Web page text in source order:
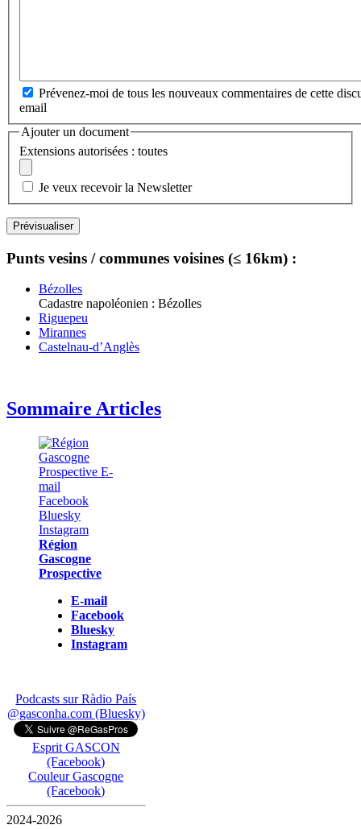
Prévenez-moi de tous les nouveaux commentaires de cette
email
Ajouter un document
Extensions autorisées : toutes
Je veux recevoir la Newsletter
Punts vesins / communes voisines (≤ 16km) :
Bézolles
Cadastre napoléonien : Bézolles
Riguepeu
Mirannes
Castelnau-d’Anglès
Sommaire Articles
Région
Gascogne
Prospective
E-mail
Facebook
Bluesky
Instagram
Podcasts sur Ràdio País
@gasconha.com (Bluesky)
Esprit GASCON
(Facebook)
Couleur Gascogne
(Facebook)
2024-2026